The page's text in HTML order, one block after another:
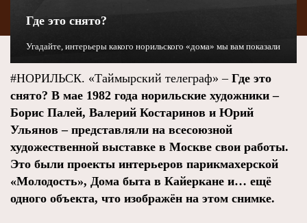
Где это снято?
Угадайте, интерьеры какого норильского «дома» мы вам показали
#НОРИЛЬСК. «Таймырский телеграф» – Где это
снято? В мае 1982 года норильские художники –
Борис Палей, Валерий Костаринов и Юрий
Ульянов – представляли на всесоюзной
художественной выставке в Москве свои работы.
Это были проекты интерьеров парикмахерской
«Молодость», Дома быта в Кайеркане и… ещё
одного объекта, что изображён на этом снимке.